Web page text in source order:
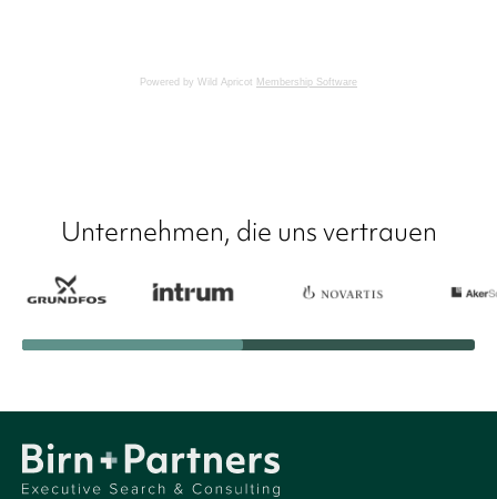
Powered by Wild Apricot Membership Software
Unternehmen, die uns vertrauen